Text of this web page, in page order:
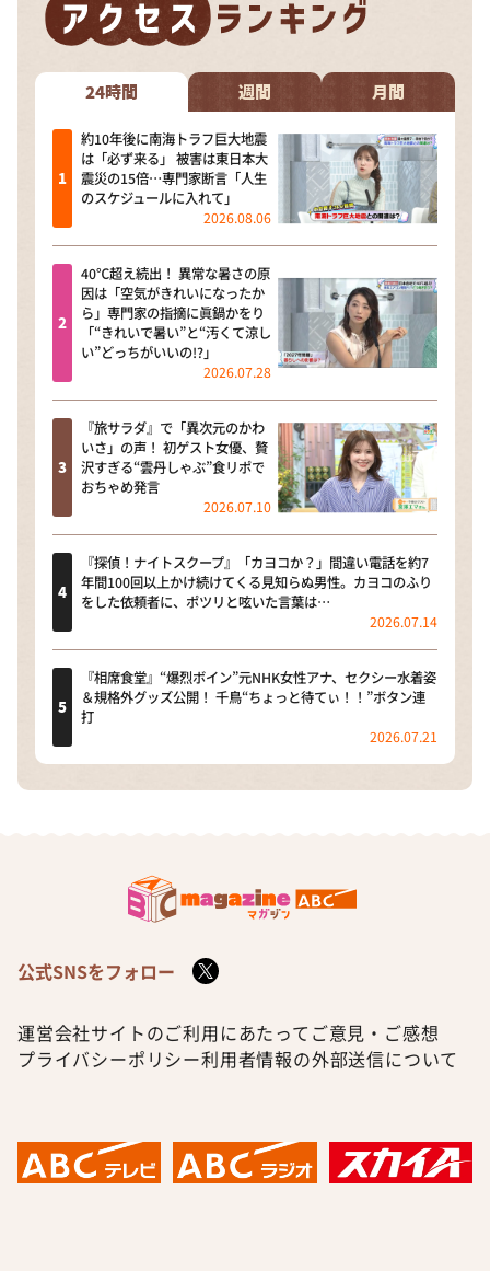
24時間 週間 月間
約10年後に南海トラフ巨大地震
は「必ず来る」 被害は東日本大
震災の15倍…専門家断言「人生
のスケジュールに入れて」
2026.08.06
40℃超え続出！ 異常な暑さの原
因は「空気がきれいになったか
ら」専門家の指摘に眞鍋かをり
「“きれいで暑い”と“汚くて涼し
い”どっちがいいの!?」
2026.07.28
『旅サラダ』で「異次元のかわ
いさ」の声！ 初ゲスト女優、贅
沢すぎる“雲丹しゃぶ”食リポで
おちゃめ発言
2026.07.10
『探偵！ナイトスクープ』「カヨコか？」間違い電話を約7
年間100回以上かけ続けてくる見知らぬ男性。カヨコのふり
をした依頼者に、ポツリと呟いた言葉は…
2026.07.14
『相席食堂』“爆烈ボイン”元NHK女性アナ、セクシー水着姿
＆規格外グッズ公開！ 千鳥“ちょっと待てぃ！！”ボタン連
打
2026.07.21
公式SNSをフォロー
運営会社サイトのご利用にあたって ご意見・ご感想
プライバシーポリシー利用者情報の外部送信について